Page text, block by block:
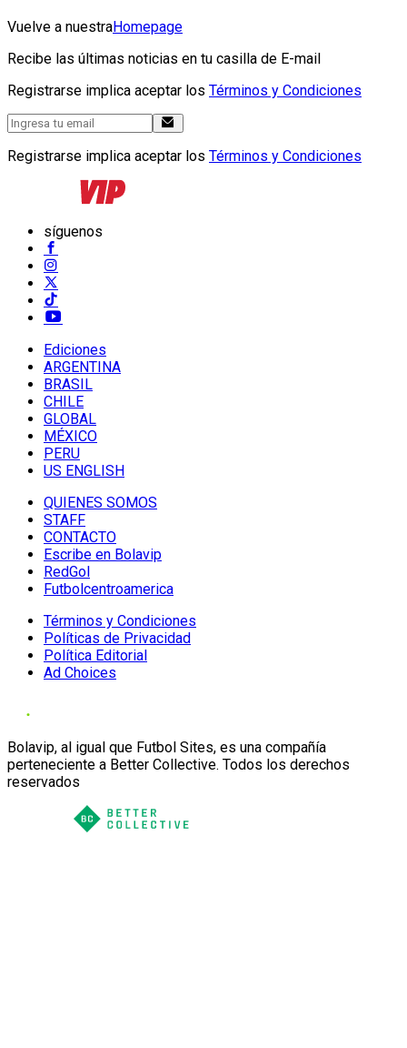
Vuelve a nuestraHomepage
Recibe las últimas noticias en tu casilla de E-mail
Registrarse implica aceptar los Términos y Condiciones
Registrarse implica aceptar los Términos y Condiciones
síguenos
Ediciones
ARGENTINA
BRASIL
CHILE
GLOBAL
MÉXICO
PERU
US ENGLISH
QUIENES SOMOS
STAFF
CONTACTO
Escribe en Bolavip
RedGol
Futbolcentroamerica
Términos y Condiciones
Políticas de Privacidad
Política Editorial
Ad Choices
Bolavip, al igual que Futbol Sites, es una compañía
perteneciente a Better Collective. Todos los derechos
reservados